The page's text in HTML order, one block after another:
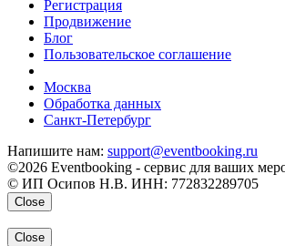
Регистрация
Продвижение
Блог
Пользовательское соглашение
Москва
Обработка данных
Санкт-Петербург
Напишите нам: support@eventbooking.ru
©2026 Eventbooking - сервис для ваших
© ИП Осипов Н.В. ИНН: 772832289705
Close
Close